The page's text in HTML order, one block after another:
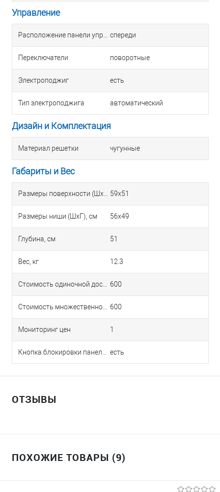
Управление
спереди
Переключатели поворотные
Электроподжиг есть
Тип электроподжига автоматический
Дизайн и Комплектация
Материал решетки чугунные
Габариты и Вес
59х51
Размеры ниши (ШхГ), см 56х49
Глубина, см 51
Вес, кг 12.3
600
600
Мониторинг цен 1
есть
ОТЗЫВЫ
ПОХОЖИЕ ТОВАРЫ (9)